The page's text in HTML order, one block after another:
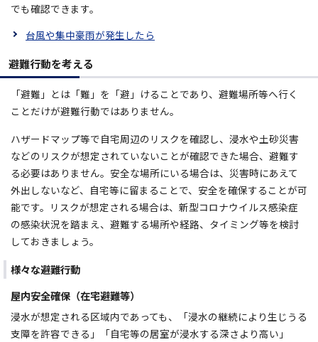
でも確認できます。
台風や集中豪雨が発生したら
避難行動を考える
「避難」とは「難」を「避」けることであり、避難場所等へ行く
ことだけが避難行動ではありません。
ハザードマップ等で自宅周辺のリスクを確認し、浸水や土砂災害
などのリスクが想定されていないことが確認できた場合、避難す
る必要はありません。安全な場所にいる場合は、災害時にあえて
外出しないなど、自宅等に留まることで、安全を確保することが可
能です。リスクが想定される場合は、新型コロナウイルス感染症
の感染状況を踏まえ、避難する場所や経路、タイミング等を検討
しておきましょう。
様々な避難行動
屋内安全確保（在宅避難等）
浸水が想定される区域内であっても、「浸水の継続により生じうる
支障を許容できる」「自宅等の居室が浸水する深さより高い」